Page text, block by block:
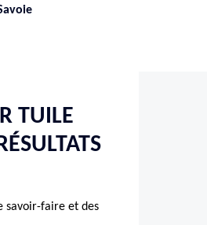
TUILE
savoir-faire et des